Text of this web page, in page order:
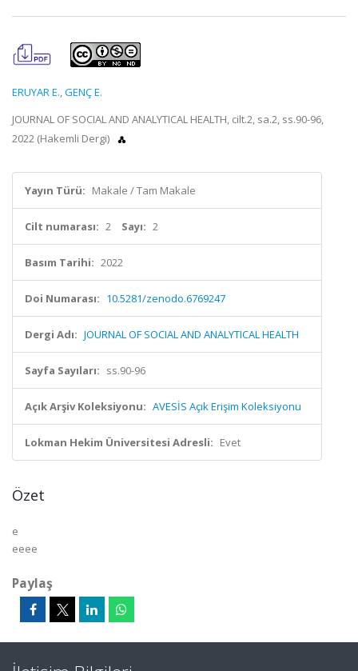
ERUYAR E.,GENÇ E.
JOURNAL OF SOCIAL AND ANALYTICAL HEALTH, cilt.2, sa.2, ss.90-96,
2022 (Hakemli Dergi)
Yayın Türü: Makale / Tam Makale
Cilt numarası: 2 Sayı: 2
Basım Tarihi: 2022
Doi Numarası: 10.5281/zenodo.6769247
Dergi Adı: JOURNAL OF SOCIAL AND ANALYTICAL HEALTH
Sayfa Sayıları: ss.90-96
Açık Arşiv Koleksiyonu: AVESİS Açık Erişim Koleksiyonu
Lokman Hekim Üniversitesi Adresli: Evet
Özet
e
eeee
Paylaş